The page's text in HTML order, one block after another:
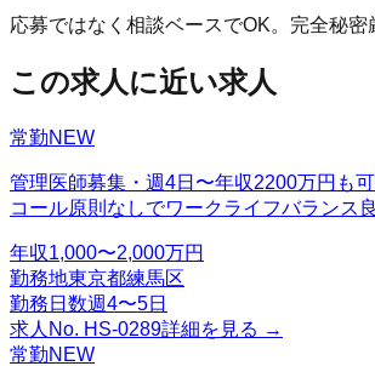
応募ではなく相談ベースでOK。完全秘密
この求人に近い求人
常勤NEW
管理医師募集・週4日〜年収2200万円も
コール原則なしでワークライフバランス
年収1,000〜2,000万円
勤務地東京都練馬区
勤務日数週4〜5日
求人No. HS-0289詳細を見る →
常勤NEW